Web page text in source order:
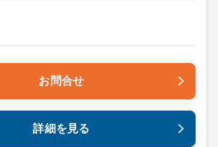
お問合せ
詳細を見る